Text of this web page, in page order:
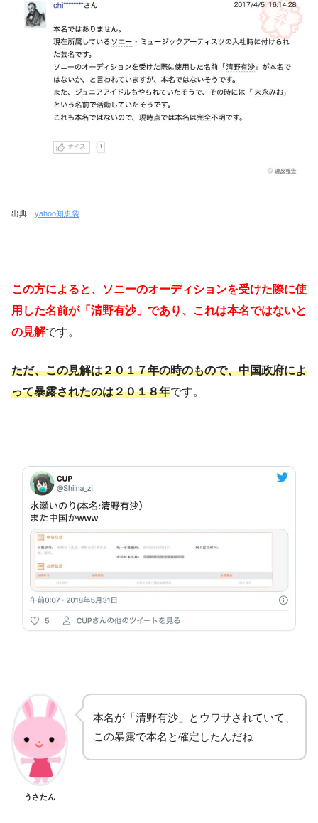
出典： yahoo知恵袋
この方によると、ソニーのオーディションを受けた際に使
用した名前が「清野有沙」であり、これは本名ではないと
の見解です。
ただ、この見解は２０１７年の時のもので、中国政府によ
って暴露されたのは２０１８年です。
うさたん
本名が「清野有沙」とウワサされていて、
この暴露で本名と確定したんだね